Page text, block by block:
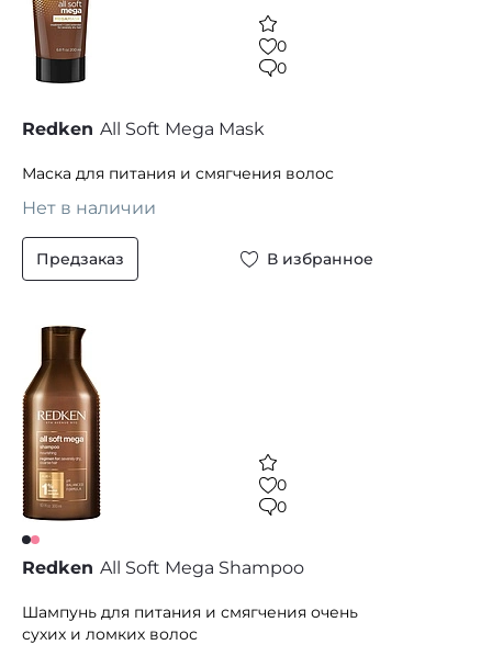
0
0
Redken All Soft Mega Mask
Маска для питания и смягчения волос
Нет в наличии
Предзаказ В избранное
0
0
Redken All Soft Mega Shampoo
Шампунь для питания и смягчения очень
сухих и ломких волос